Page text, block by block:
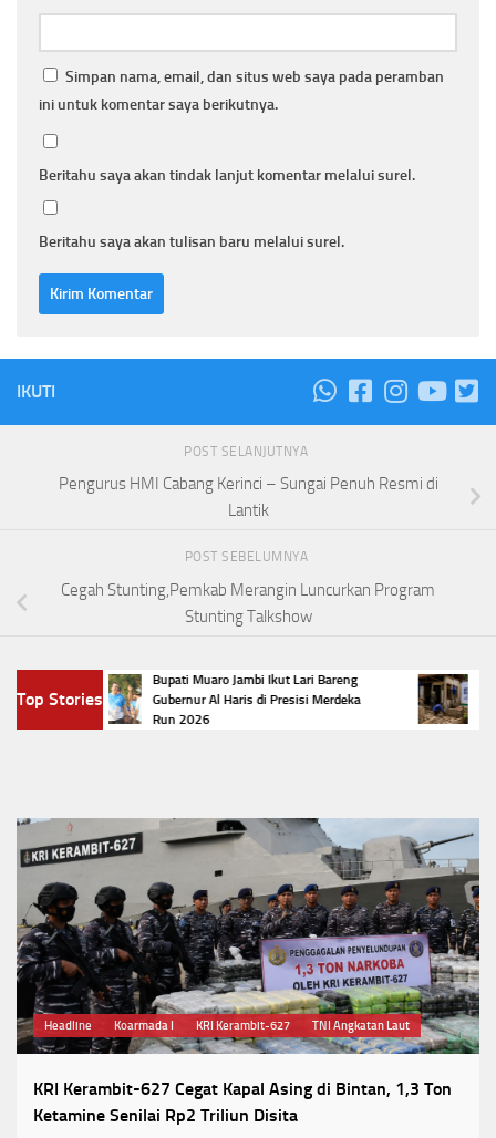
Simpan nama, email, dan situs web saya pada peramban
ini untuk komentar saya berikutnya.
Beritahu saya akan tindak lanjut komentar melalui surel.
Beritahu saya akan tulisan baru melalui surel.
IKUTI
POST SELANJUTNYA
Pengurus HMI Cabang Kerinci – Sungai Penuh Resmi di
Lantik
POST SEBELUMNYA
Cegah Stunting,Pemkab Merangin Luncurkan Program
Stunting Talkshow
Top Stories
Bupati Muaro Jambi Ikut Lari Bareng
Gubernur Al Haris di Presisi Merdeka
Run 2026
Naik
Ribu
Headline Koarmada I KRI Kerambit-627 TNI Angkatan Laut
KRI Kerambit-627 Cegat Kapal Asing di Bintan, 1,3 Ton
Ketamine Senilai Rp2 Triliun Disita